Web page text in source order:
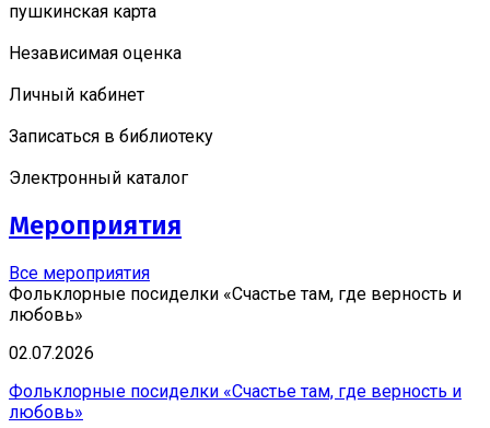
пушкинская карта
Независимая оценка
Личный кабинет
Записаться в библиотеку
Электронный каталог
Мероприятия
Все мероприятия
Фольклорные посиделки «Счастье там, где верность и
любовь»
02.07.2026
Фольклорные посиделки «Счастье там, где верность и
любовь»